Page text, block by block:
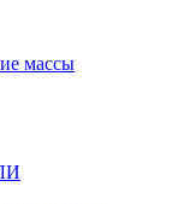
массы